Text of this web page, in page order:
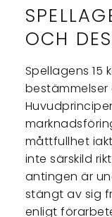
OCH
Spellagens 15
måttfullhet
inte särskild
antingen är
stängt av sig
enligt